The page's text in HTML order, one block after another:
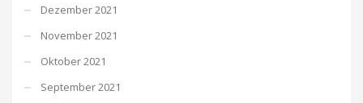
Dezember 2021
November 2021
Oktober 2021
September 2021